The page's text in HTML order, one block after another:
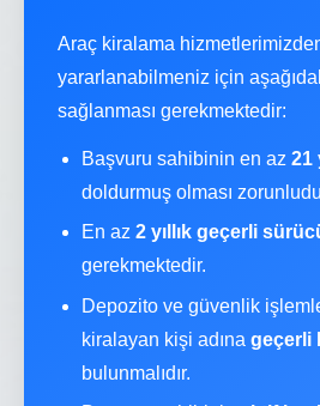
Araç kiralama
yararlanabilmeniz için
sağlanması gerekmektedir:
Başvuru sahibinin en az 21
doldurmuş olması
En az 2 yıllık geçerli
gerekmektedir.
Depozito ve güvenlik
kiralayan kişi adına geçerli
bulunmalıdır.